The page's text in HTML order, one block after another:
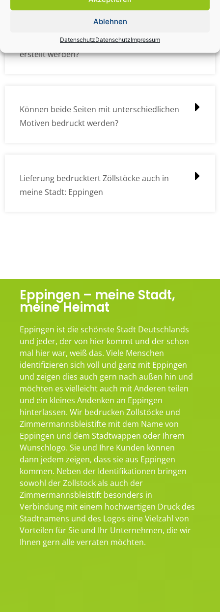
Ablehnen
DatenschutzDatenschutzImpressum
Wie müssen die Druckdateien angelegt /
erstellt werden?
Können beide Seiten mit unterschiedlichen
Motiven bedruckt werden?
Lieferung bedrucktert Zöllstöcke auch in
meine Stadt: Eppingen
Eppingen – meine Stadt,
meine Heimat
Eppingen ist die schönste Stadt Deutschlands
und jeder, der von hier kommt und der schon
mal hier war, weiß das. Viele Menschen
identifizieren sich voll und ganz mit Eppingen
und zeigen dies auch gern nach außen hin und
möchten es vielleicht auch mit Anderen teilen
und ein kleines Andenken an Eppingen
hinterlassen. Wir bedrucken Zollstöcke und
Zimmermannsbleistifte mit dem Name von
Eppingen und dem Stadtwappen oder Ihrem
Wunschlogo. Sie und Ihre Kunden können
dann jedem zeigen, dass sie aus Eppingen
kommen. Neben der Identifikationen bringen
sowohl der Zollstock als auch der
Zimmermannsbleistift besonders in
Verbindung mit einem hochwertigen Druck des
Stadtnamens und des Logos eine Vielzahl von
Vorteilen für Sie und Ihr Unternehmen, die wir
Ihnen gern alle verraten möchten.